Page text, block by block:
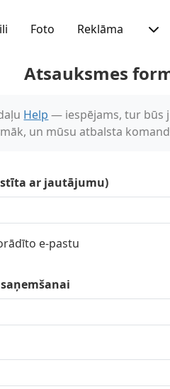
Foto Reklāma
Atsauksmes
Help — iespējams, tur būs
un mūsu atbalsta
ar jautājumu)
e-pastu